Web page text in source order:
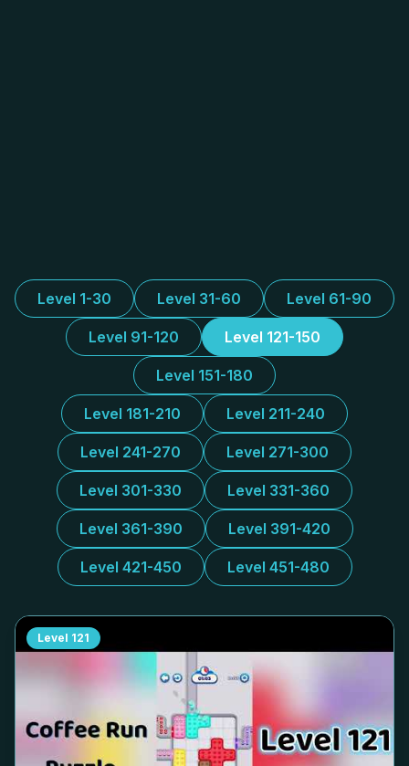
Level 1-30 Level 31-60 Level 61-90
Level 91-120 Level 121-150
Level 151-180
Level 181-210 Level 211-240
Level 241-270 Level 271-300
Level 301-330 Level 331-360
Level 361-390 Level 391-420
Level 421-450 Level 451-480
Level 121